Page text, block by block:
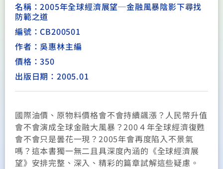
名稱：2005年全球經濟展望─金融風暴陰影下尋找
防範之道
編號：CB200501
作者：吳惠林主編
價格：350
出版日期：2005.01
國際油價、原物料價格會不會持續飊漲？人民幣升值
會不會演成全球金融大風暴？200４年全球經濟復甦
會不會只是曇花一現？2005年會再度陷入不景氣
嗎？這本書獨一無二且具深度內涵的《全球經濟展
望》安排完整、深入、精彩的篇章試解這些疑慮。